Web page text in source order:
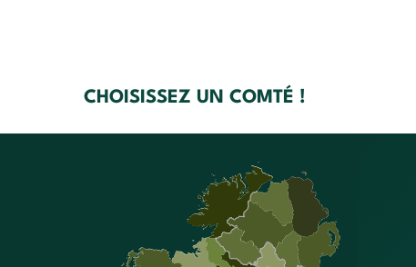
CHOISISSEZ UN COMTÉ !